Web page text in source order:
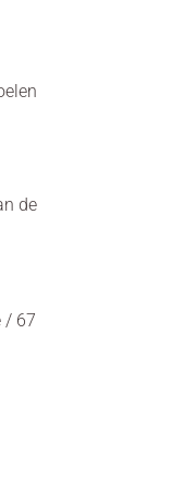
de
/ 67